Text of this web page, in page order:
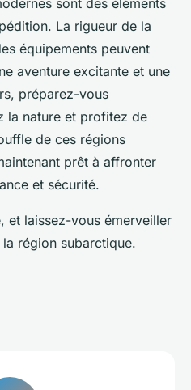
sont des éléments
La rigueur de la
équipements peuvent
aventure excitante et une
préparez-vous
la nature et profitez de
de ces régions
prêt à affronter
et sécurité.
et laissez-vous émerveiller
région subarctique.